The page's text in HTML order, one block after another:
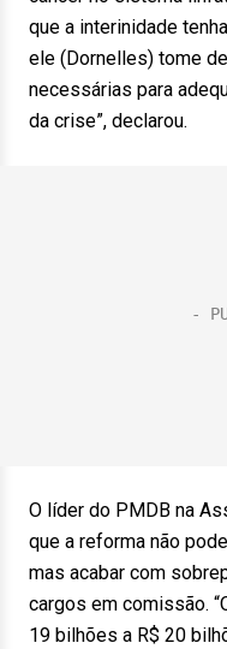
que a interinidade
ele (Dornelles) tome
necessárias para
da crise”, declarou.
O líder do PMDB na
que a reforma não
mas acabar com
cargos em comissão.
19 bilhões a R$ 20